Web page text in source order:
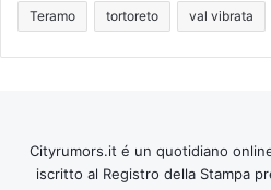
Teramo tortoreto val vibrata
Cityrumors.it é un quotidiano
iscritto al Registro della Stampa